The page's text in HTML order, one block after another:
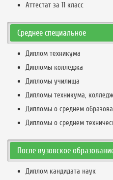
Аттестат за 11 класс
Среднее специальное
Диплом техникума
Дипломы колледжа
Дипломы училища
Дипломы техникума,
Дипломы о среднем
Дипломы о среднем
После вузовское
Диплом кандидата наук